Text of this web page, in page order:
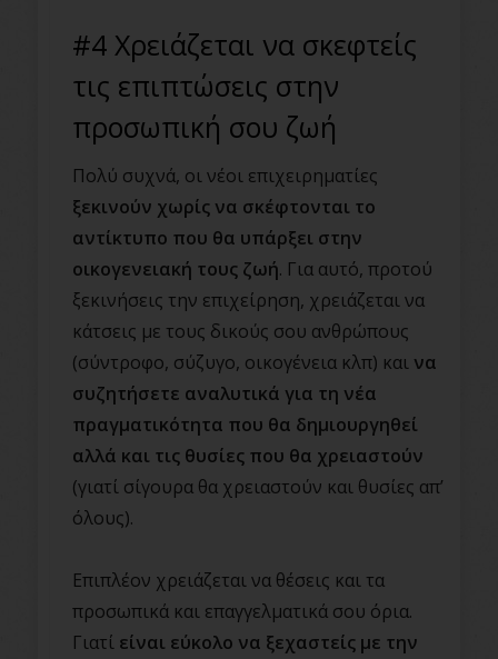
#4 Χρειάζεται να σκεφτείς
τις επιπτώσεις στην
προσωπική σου ζωή
Πολύ συχνά, οι νέοι επιχειρηματίες
ξεκινούν χωρίς να σκέφτονται το
αντίκτυπο που θα υπάρξει στην
οικογενειακή τους ζωή. Για αυτό, προτού
ξεκινήσεις την επιχείρηση, χρειάζεται να
κάτσεις με τους δικούς σου ανθρώπους
(σύντροφο, σύζυγο, οικογένεια κλπ) και να
συζητήσετε αναλυτικά για τη νέα
πραγματικότητα που θα δημιουργηθεί
αλλά και τις θυσίες που θα χρειαστούν
(γιατί σίγουρα θα χρειαστούν και θυσίες απ’
όλους).
Επιπλέον χρειάζεται να θέσεις και τα
προσωπικά και επαγγελματικά σου όρια.
Γιατί είναι εύκολο να ξεχαστείς με την